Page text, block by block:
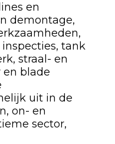
en
demontage,
tank
straal- en
en blade
uit in de
on- en
sector,